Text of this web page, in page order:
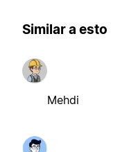
Similar a esto
Mehdi